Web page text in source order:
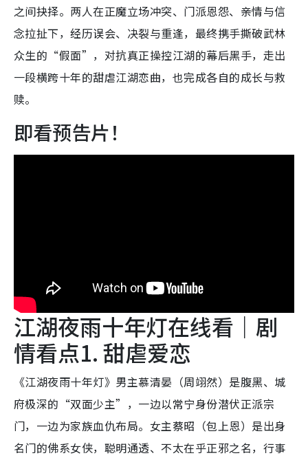
之间抉择。两人在正魔立场冲突、门派恩怨、亲情与信
念拉扯下，经历误会、决裂与重逢，最终携手撕破武林
众生的“假面”，对抗真正操控江湖的幕后黑手，走出
一段横跨十年的甜虐江湖恋曲，也完成各自的成长与救
赎。
即看预告片！
江湖夜雨十年灯在线看｜剧
情看点1. 甜虐爱恋
《江湖夜雨十年灯》男主慕清晏（周翊然）是腹黑、城
府极深的“双面少主”，一边以常宁身份潜伏正派宗
门，一边为家族血仇布局。女主蔡昭（包上恩）是出身
名门的佛系女侠，聪明通透、不太在乎正邪之名，行事